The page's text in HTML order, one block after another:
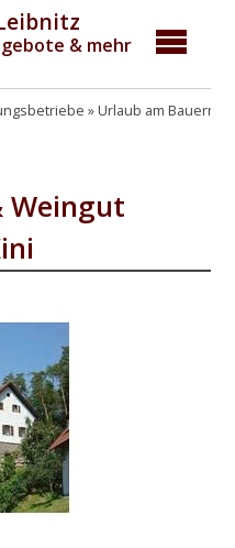
& mehr
Urlaub am
Weingut